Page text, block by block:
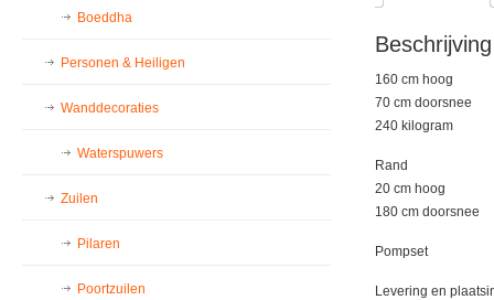
Beschrijving
160 cm hoog
70 cm doorsnee
240 kilogram
Rand
20 cm hoog
180 cm doorsnee
Pompset
Levering en
Boeddha
Personen & Heiligen
Wanddecoraties
Waterspuwers
Zuilen
Pilaren
Poortzuilen